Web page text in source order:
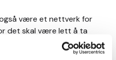
være et nettverk for
det skal være lett å ta
bistand. Vi tilbyr også kurs
relevante bidrag til å drive